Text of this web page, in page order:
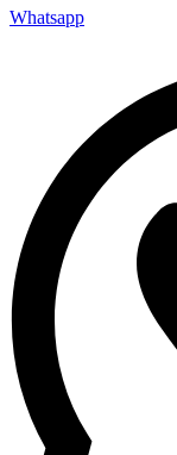
Whatsapp